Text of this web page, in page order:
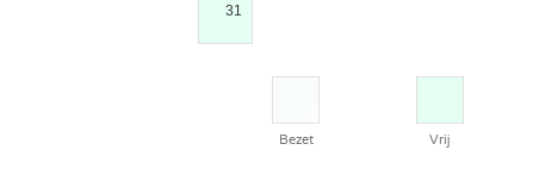
31
Bezet Vrij